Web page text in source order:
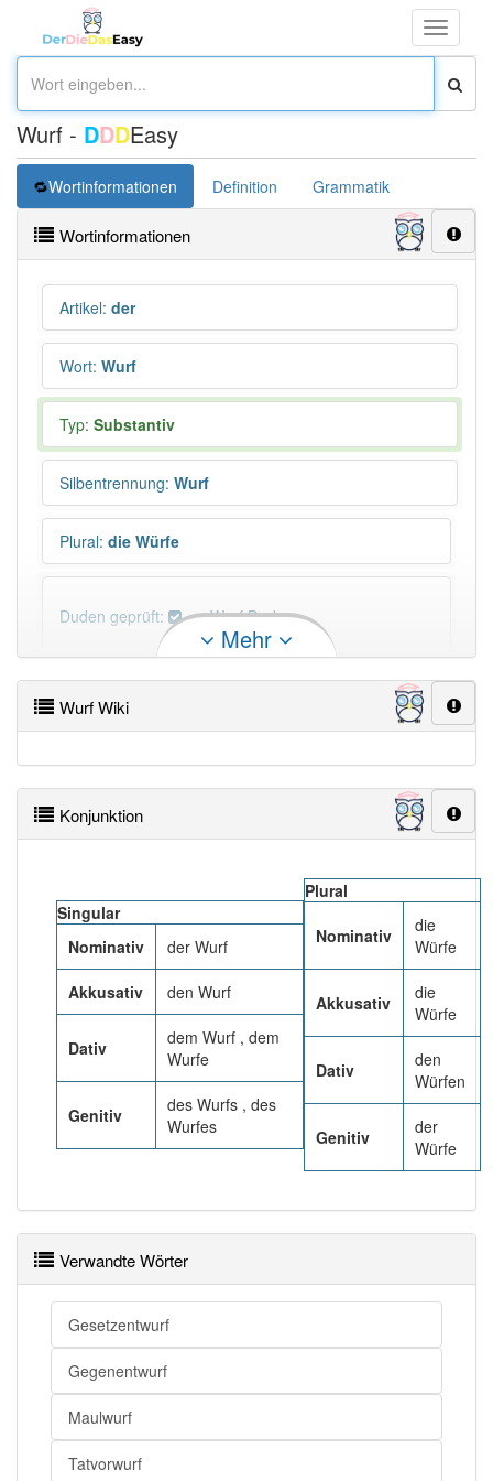
Toggle
Wurf - DDDEasy
Wortinformationen Definition Grammatik
Wortinformationen
Artikel: der
Wort: Wurf
Typ: Substantiv
Silbentrennung: Wurf
Plural: die Würfe
Duden geprüft: Wurf Duden
PowerIndex:2 026
Häufigkeit: 6 von 10
Wörter mit Endung
95% unserer Spielapp-Nutzer haben den Artikel
korrekt erraten.
Mehr
Wurf Wiki
Konjunktion
Singular
Nominativ
der Wurf
Akkusativ den Wurf
Dativ
dem Wurf , dem
Wurfe
Genitiv
des Wurfs , des
Wurfes
Plural
Nominativ
die
Würfe
Akkusativ
die
Würfe
Dativ
den
Würfen
Genitiv
der
Würfe
Verwandte Wörter
Gesetzentwurf
Gegenentwurf
Maulwurf
Tatvorwurf